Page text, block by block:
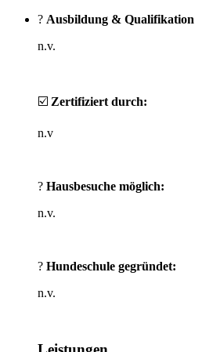
? Ausbildung & Qualifikation
n.v.
☑️ Zertifiziert durch:
n.v
? Hausbesuche möglich:
n.v.
? Hundeschule gegründet:
n.v.